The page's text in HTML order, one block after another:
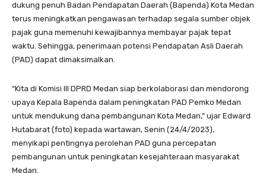
dukung penuh Badan Pendapatan Daerah (Bapenda) Kota Medan
terus meningkatkan pengawasan terhadap segala sumber objek
pajak guna memenuhi kewajibannya membayar pajak tepat
waktu. Sehingga, penerimaan potensi Pendapatan Asli Daerah
(PAD) dapat dimaksimalkan.
“Kita di Komisi III DPRD Medan siap berkolaborasi dan mendorong
upaya Kepala Bapenda dalam peningkatan PAD Pemko Medan
untuk mendukung dana pembangunan Kota Medan,” ujar Edward
Hutabarat (foto) kepada wartawan, Senin (24/4/2023),
menyikapi pentingnya perolehan PAD guna percepatan
pembangunan untuk peningkatan kesejahteraan masyarakat
Medan.